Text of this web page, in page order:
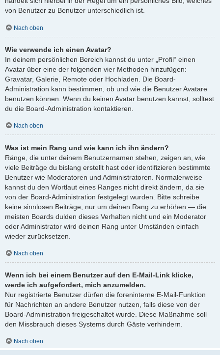
von Benutzer zu Benutzer unterschiedlich ist.
Nach oben
Wie verwende ich einen Avatar?
In deinem persönlichen Bereich kannst du unter „Profil“ einen
Avatar über eine der folgenden vier Methoden hinzufügen:
Gravatar, Galerie, Remote oder Hochladen. Die Board-
Administration kann bestimmen, ob und wie die Benutzer Avatare
benutzen können. Wenn du keinen Avatar benutzen kannst, solltest
du die Board-Administration kontaktieren.
Nach oben
Was ist mein Rang und wie kann ich ihn ändern?
Ränge, die unter deinem Benutzernamen stehen, zeigen an, wie
viele Beiträge du bislang erstellt hast oder identifizieren bestimmte
Benutzer wie Moderatoren und Administratoren. Normalerweise
kannst du den Wortlaut eines Ranges nicht direkt ändern, da sie
von der Board-Administration festgelegt wurden. Bitte schreibe
keine sinnlosen Beiträge, nur um deinen Rang zu erhöhen — die
meisten Boards dulden dieses Verhalten nicht und ein Moderator
oder Administrator wird deinen Rang unter Umständen einfach
wieder zurücksetzen.
Nach oben
Wenn ich bei einem Benutzer auf den E-Mail-Link klicke,
werde ich aufgefordert, mich anzumelden.
Nur registrierte Benutzer dürfen die foreninterne E-Mail-Funktion
für Nachrichten an andere Benutzer nutzen, falls diese von der
Board-Administration freigeschaltet wurde. Diese Maßnahme soll
den Missbrauch dieses Systems durch Gäste verhindern.
Nach oben